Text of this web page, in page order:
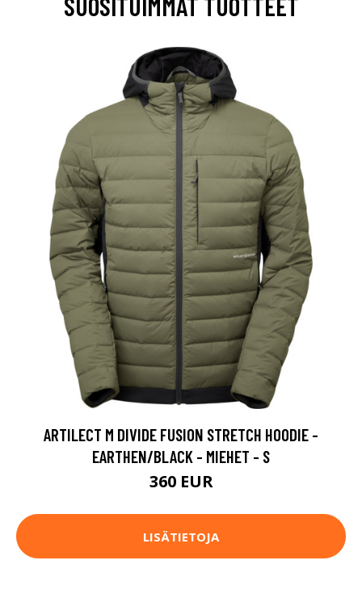
ARTILECT M DIVIDE FUSION STRETCH HOODIE -
EARTHEN/BLACK - MIEHET - S
360 EUR
LISÄTIETOJA